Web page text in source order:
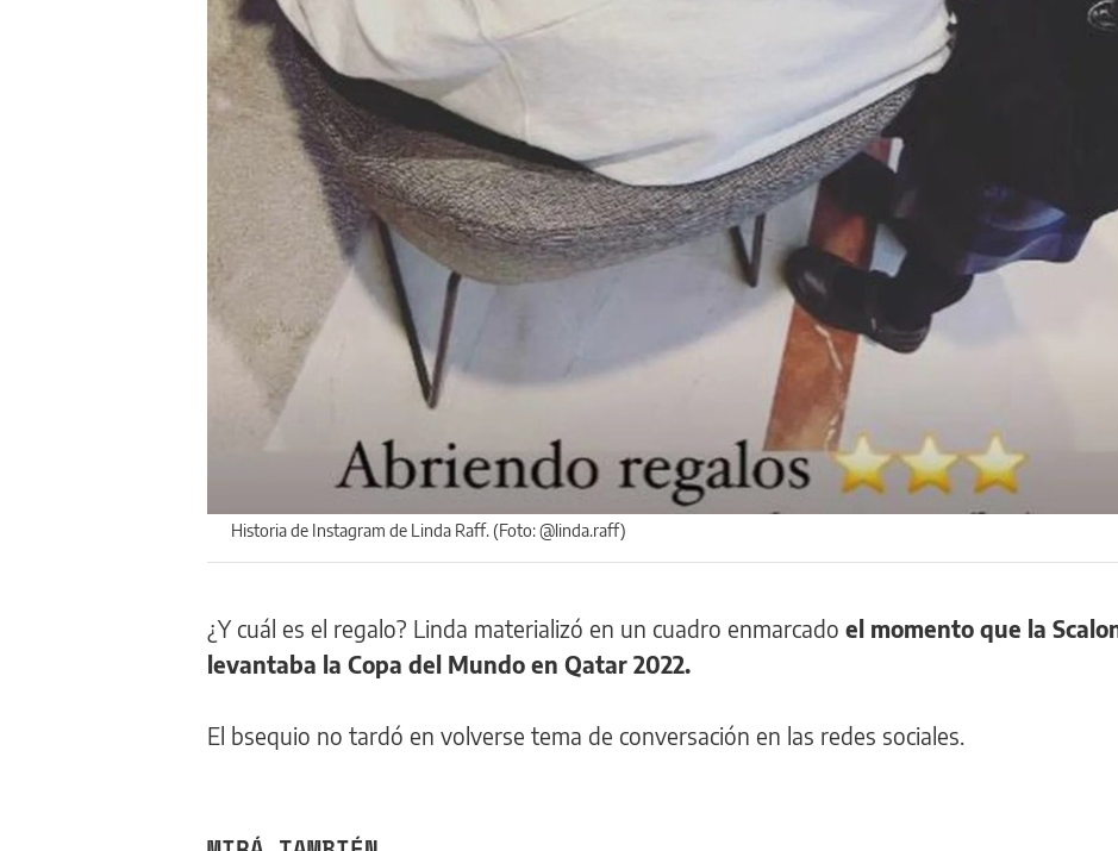
Historia de Instagram de Linda Raff. (Foto: @linda.raff)
¿Y cuál es el regalo? Linda materializó en un cuadro enmarcado el momento que la
levantaba la Copa del Mundo en Qatar 2022.
El bsequio no tardó en volverse tema de conversación en las redes sociales.